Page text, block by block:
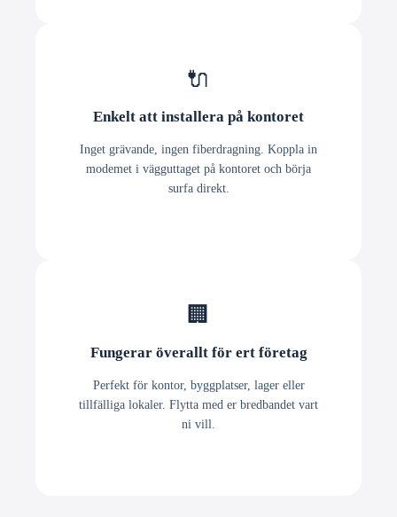
🔌
Enkelt att installera på kontoret
Inget grävande, ingen fiberdragning. Koppla in
modemet i vägguttaget på kontoret och börja
surfa direkt.
🏢
Fungerar överallt för ert företag
Perfekt för kontor, byggplatser, lager eller
tillfälliga lokaler. Flytta med er bredbandet vart
ni vill.